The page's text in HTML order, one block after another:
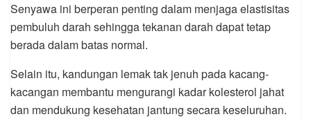
Senyawa ini berperan penting dalam menjaga elastisitas
pembuluh darah sehingga tekanan darah dapat tetap
berada dalam batas normal.
Selain itu, kandungan lemak tak jenuh pada kacang-
kacangan membantu mengurangi kadar kolesterol jahat
dan mendukung kesehatan jantung secara keseluruhan.